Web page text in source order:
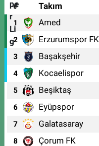
# Takım
1 Amed
2 Erzurumspor FK
3 Başakşehir
4 Kocaelispor
5 Beşiktaş
6 Eyüpspor
7 Galatasaray
8 Çorum FK